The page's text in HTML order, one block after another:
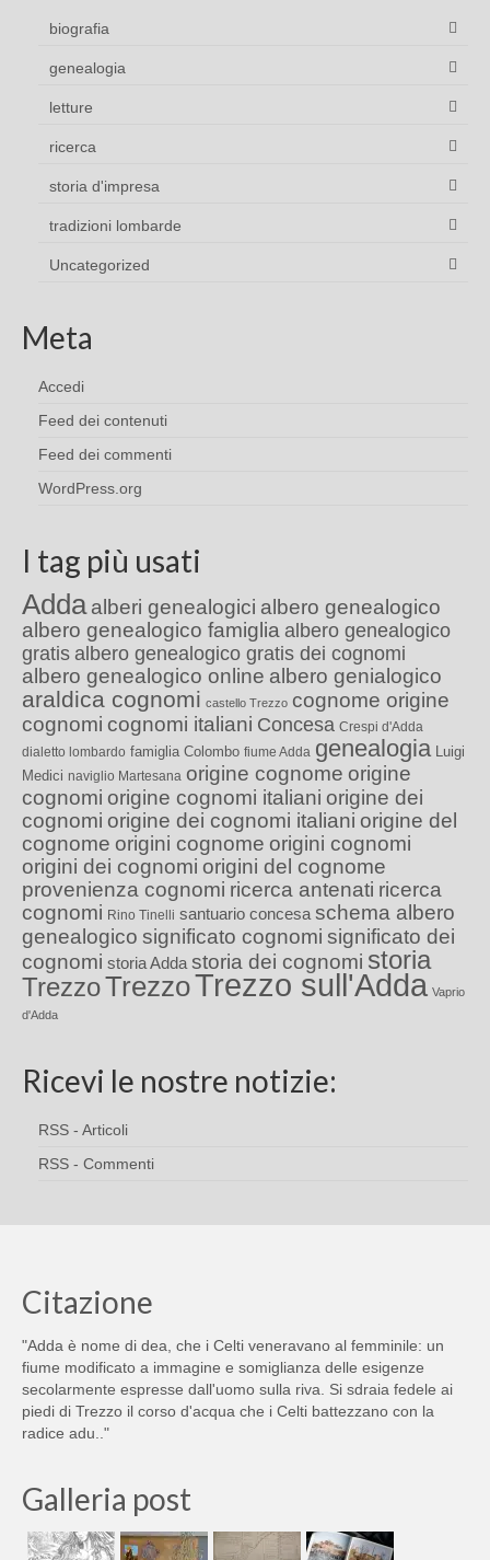
biografia
genealogia
letture
ricerca
storia d'impresa
tradizioni lombarde
Uncategorized
Meta
Accedi
Feed dei contenuti
Feed dei commenti
WordPress.org
I tag più usati
Adda alberi genealogici albero genealogico
albero genealogico famiglia albero genealogico
gratis albero genealogico gratis dei cognomi
albero genealogico online albero genialogico
araldica cognomi castello Trezzo cognome origine
cognomi cognomi italiani Concesa Crespi d'Adda
dialetto lombardo famiglia Colombo fiume Adda genealogia Luigi
Medici naviglio Martesana origine cognome origine
cognomi origine cognomi italiani origine dei
cognomi origine dei cognomi italiani origine del
cognome origini cognome origini cognomi
origini dei cognomi origini del cognome
provenienza cognomi ricerca antenati ricerca
cognomi Rino Tinelli santuario concesa schema albero
genealogico significato cognomi significato dei
cognomi storia Adda storia dei cognomi storia
TrezzoTrezzoTrezzo sull'Adda Vaprio
d'Adda
Ricevi le nostre notizie:
RSS - Articoli
RSS - Commenti
Citazione
"Adda è nome di dea, che i Celti veneravano al femminile: un
fiume modificato a immagine e somiglianza delle esigenze
secolarmente espresse dall'uomo sulla riva. Si sdraia fedele ai
piedi di Trezzo il corso d'acqua che i Celti battezzano con la
radice adu.."
Galleria post